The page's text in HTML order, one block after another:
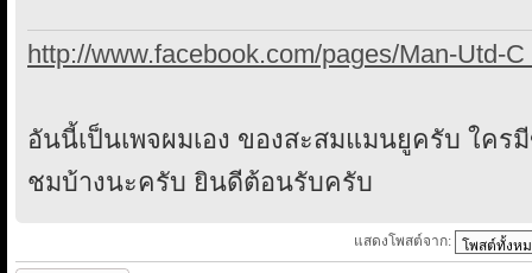
http://www.facebook.com/pages/Man-Utd-
อันนี้เป็นเพจผมเอง ของสะสมแมนยูครับ ใคร
ชมบ้างนะครับ ยินดีต้อนรับครับ
แสดงโพสต์จาก: